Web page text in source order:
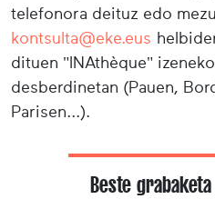
telefonora deituz edo
kontsulta@eke.eus
dituen "INAthèque"
desberdinetan (Pauen,
Parisen...).
Beste